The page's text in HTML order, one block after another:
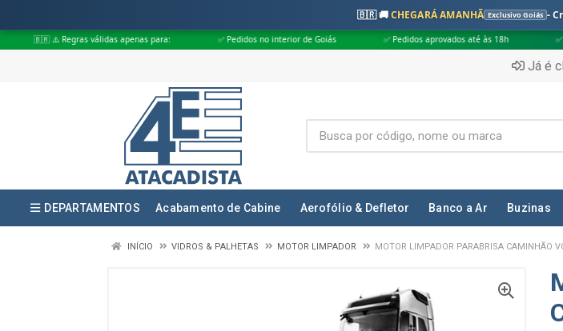
🇧🇷 🚚CHEGARÁ AMANHÃ Exclusivo Goiás -
válidas apenas para: ✅ Pedidos no interior de Goiás ✅ Pedidos aprovados até às 18h ✅ Apenas
Já é
DEPARTAMENTOS Acabamento de Cabine Aerofólio & Defletor Banco a Ar Buzinas
INÍCIO VIDROS & PALHETAS MOTOR LIMPADOR MOTOR LIMPADOR PARABRISA CAMINHÃO